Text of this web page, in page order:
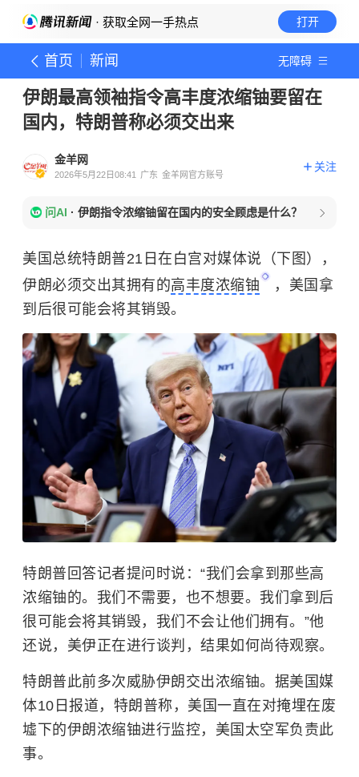
· 获取全网一手热点 打开
首页 新闻 无障碍
伊朗最高领袖指令高丰度浓缩铀要留在
国内，特朗普称必须交出来
金羊网
2026年5月22日08:41 广东 金羊网官方账号
关注
问AI · 伊朗指令浓缩铀留在国内的安全顾虑是什么？
美国总统特朗普21日在白宫对媒体说（下图），
伊朗必须交出其拥有的高丰度浓缩铀
，美国拿
到后很可能会将其销毁。
特朗普回答记者提问时说：“我们会拿到那些高
浓缩铀的。我们不需要，也不想要。我们拿到后
很可能会将其销毁，我们不会让他们拥有。”他
还说，美伊正在进行谈判，结果如何尚待观察。
特朗普此前多次威胁伊朗交出浓缩铀。据美国媒
体10日报道，特朗普称，美国一直在对掩埋在废
墟下的伊朗浓缩铀进行监控，美国太空军负责此
事。